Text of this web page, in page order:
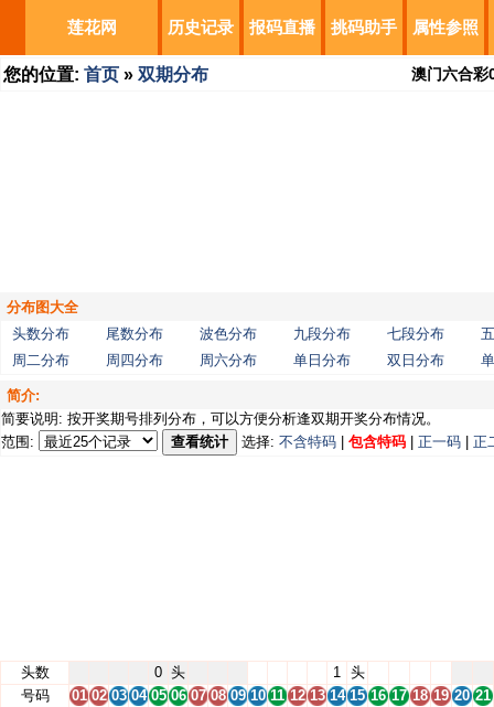
莲花网 历史记录 报码直播 挑码助手 属性参照
您的位置: 首页 » 双期分布 澳门六合彩
分布图大全
头数分布
尾数分布 波色分布 九段分布 七段分布
周二分布
周四分布 周六分布 单日分布 双日分布
简介:
简要说明: 按开奖期号排列分布，可以方便分析逢双期开奖分布情况。
范围:
查看统计 选择: 不含特码 包含特码 正一码 正
头数 0 头 1 头
号码
01 02 03 04 05 06 07 08 09 10 11 12 13 14 15 16 17 18 19 20 21